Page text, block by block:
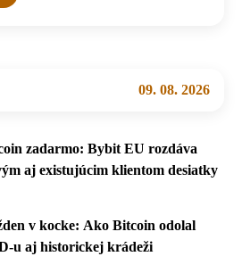
09. 08. 2026
zadarmo: Bybit EU rozdáva
aj existujúcim klientom desiatky
v kocke: Ako Bitcoin odolal
u aj historickej krádeži